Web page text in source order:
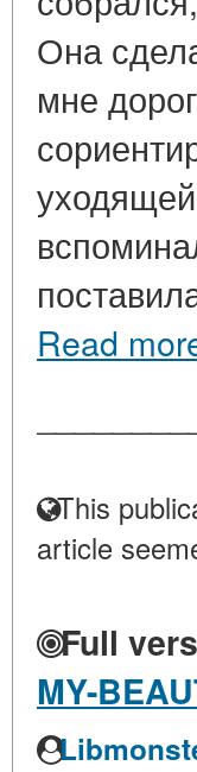
Она
мне
Read
This
article
Full
MY-